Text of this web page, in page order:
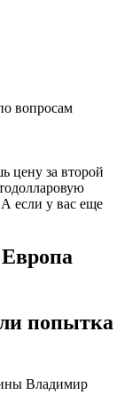
вопросам
цену за второй
если у вас еще
попытка
Владимир